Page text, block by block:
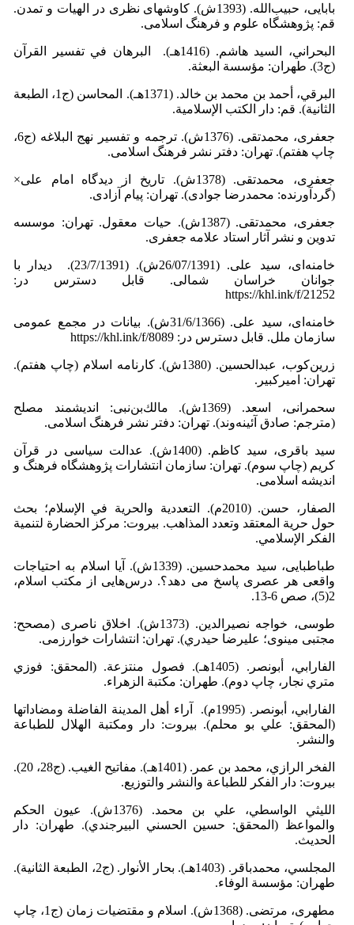
بابایی، حبیب‌الله. (1393ش). كاوش­های نظری در الهیات و تمدن.
قم: پژوهشگاه علوم و فرهنگ اسلامی.
البحراني، السید هاشم. (1416هـ). البرهان في تفسیر القرآن
(ج3). طهران: مؤسسة البعثة.
البرقي، أحمد بن محمد بن خالد. (1371هـ). المحاسن (ج1، الطبعة
الثانية). قم: دار الكتب الإسلامية.
جعفری، محمدتقی. (1376ش). ترجمه و تفسیر نهج البلاغه (ج6،
چاپ هفتم). تهران: دفتر نشر فرهنگ اسلامی.
جعفری، محمدتقی. (1378ش). تاریخ از دیدگاه امام علی×
(گردآورنده: محمدرضا جوادی). تهران: پیام آزادی.
جعفری، محمدتقی. (1387ش). حیات معقول. تهران:‌ موسسه
تدوین و نشر آثار استاد علامه جعفری.
خامنه‌ای، سید علی. (26/07/1391ش). (23/7/1391). دیدار با
جوانان خراسان شمالی. قابل دسترس در:
https://khl.ink/f/21252
خامنه‌ای، سید علی. (31/6/1366ش). بیانات در مجمع عمومی
سازمان ملل. قابل دسترس در: https://khl.ink/f/8089
زرين‌كوب، عبدالحسين. (1380ش). كارنامه‌ اسلام (چاپ هفتم).
تهران: اميركبير.
سحمرانی، اسعد. (1369ش). مالك‌بن‌نبی: اندیشمند مصلح
(مترجم: صادق آئینه‌وند). تهران: دفتر نشر فرهنگ اسلامی.
سید باقری، سید كاظم. (1400ش). عدالت سیاسی در قرآن
كریم (چاپ سوم). تهران: سازمان انتشارات پژوهشگاه فرهنگ و
اندیشه اسلامی.
الصفار، حسن. (2010م). التعددية والحرية في الإسلام؛ بحث
حول حرية المعتقد وتعدد المذاهب. بیروت: مركز الحضارة لتنمية
الفكر الإسلامي.
طباطبایی، سید محمدحسین. (1339ش). آیا اسلام به احتیاجات
واقعی هر عصری پاسخ می دهد؟. درس‌هایی از مكتب اسلام،
2(5)، صص 6-13.
طوسی، خواجه نصيرالدين. (1373ش). اخلاق ناصری (مصحح:
مجتبی مينوی؛ عليرضا حيدري). تهران: انتشارات خوارزمی.
الفارابي، أبونصر. (1405هـ). فصول منتزعة. (المحقق: فوزي
متري نجار، چاپ دوم). طهران: مكتبة الزهراء.
الفارابي، أبونصر. (1995م). آراء أهل المدینة الفاضلة ومضاداتها
(المحقق: علي بو محلم). بیروت:‌ دار ومكتبة الهلال للطباعة
والنشر.
الفخر الرازي، محمد بن عمر. (1401هـ). مفاتیح الغیب. (ج28، 20).
بیروت: دار الفكر للطباعة والنشر والتوزیع.
الليثي الواسطي، علي بن محمد. (1376ش). عيون الحكم
والمواعظ (المحقق: حسين الحسني البيرجندي). طهران: دار
الحديث.
المجلسي، محمدباقر. (1403هـ). بحار الأنوار. (ج2، الطبعة الثانية).
طهران: مؤسسة الوفاء.
مطهری، مرتضی. (1368ش). اسلام و مقتضیات زمان (ج1، چاپ